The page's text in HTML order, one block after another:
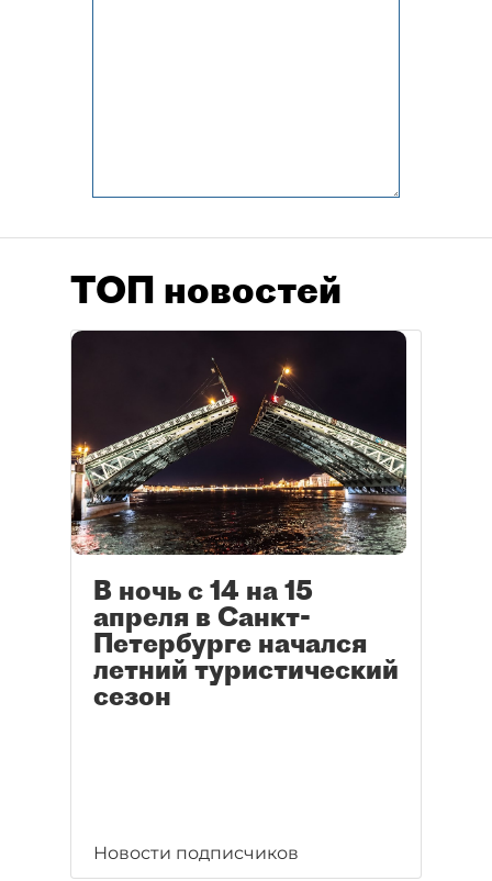
ТОП новостей
В ночь с 14 на 15
апреля в Санкт-
Петербурге начался
летний туристический
сезон
Новости подписчиков